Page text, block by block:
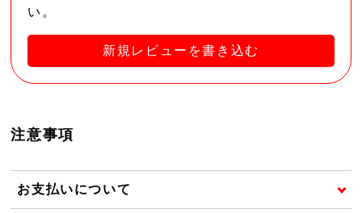
い。
新規レビューを書き込む
注意事項
お支払いについて